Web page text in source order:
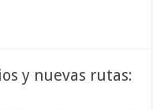
y nuevas rutas: